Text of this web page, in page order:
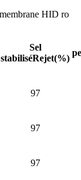
Sel
stabiliséRejet(%)
97
97
97